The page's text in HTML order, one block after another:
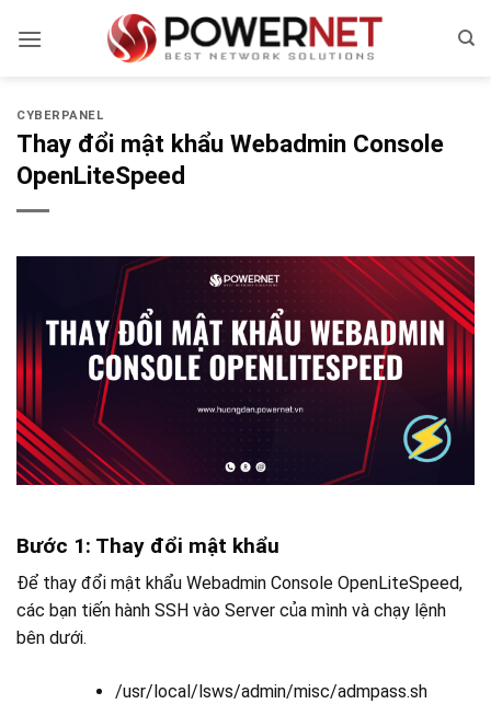
qua
CYBERPANEL
Thay đổi mật khẩu Webadmin Console
OpenLiteSpeed
Bước 1: Thay đổi mật khẩu
Để thay đổi mật khẩu Webadmin Console OpenLiteSpeed,
các bạn tiến hành SSH vào Server của mình và chạy lệnh
bên dưới.
/usr/local/lsws/admin/misc/admpass.sh